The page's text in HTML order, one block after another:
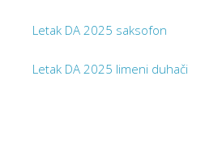
Letak DA 2025 saksofon
Letak DA 2025 limeni duhači